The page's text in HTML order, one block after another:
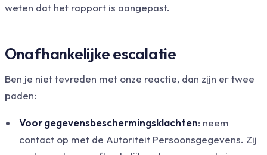
weten dat het rapport is aangepast.
Onafhankelijke escalatie
Ben je niet tevreden met onze reactie, dan zijn er twee
paden:
Voor gegevensbeschermingsklachten: neem
contact op met de Autoriteit Persoonsgegevens. Zij